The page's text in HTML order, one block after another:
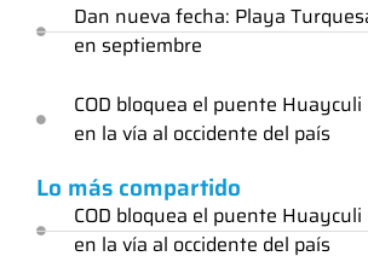
Dan nueva fecha: Playa
en septiembre
COD bloquea el puente
en la vía al occidente del país
Lo más compartido
COD bloquea el puente
en la vía al occidente del país